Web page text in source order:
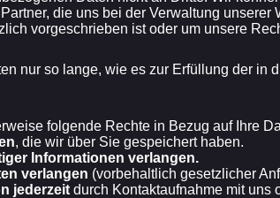
die uns bei der Verwaltung
vorgeschrieben ist oder um unsere
nur so lange, wie es zur Erfüllung der
folgende Rechte in Bezug auf Ihre
, die wir über Sie gespeichert haben.
Informationen verlangen.
verlangen (vorbehaltlich gesetzlicher
jederzeit durch Kontaktaufnahme mit uns